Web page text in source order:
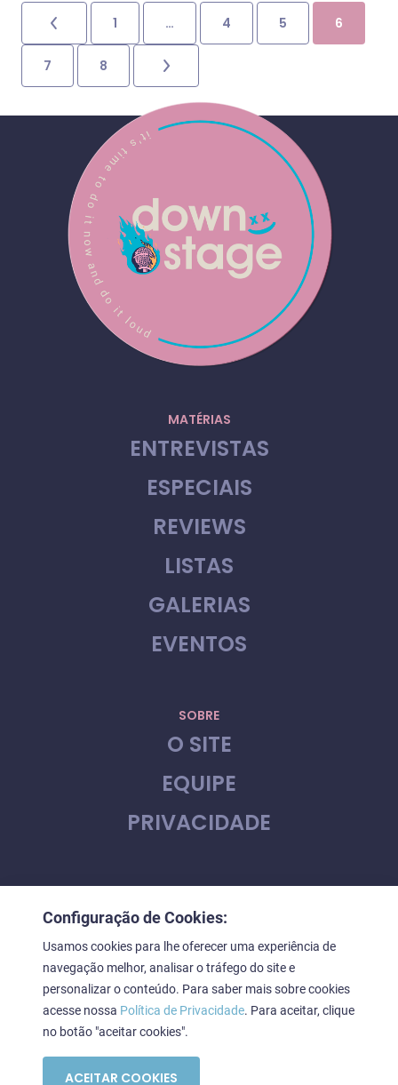
1 … 4 5 6
7 8
MATÉRIAS
ENTREVISTAS
ESPECIAIS
REVIEWS
LISTAS
GALERIAS
EVENTOS
SOBRE
O SITE
EQUIPE
PRIVACIDADE
FALE CONOSCO
Downstage © 2023. Todos os direitos reservados
Configuração de Cookies:
Usamos cookies para lhe oferecer uma experiência de
navegação melhor, analisar o tráfego do site e
personalizar o conteúdo. Para saber mais sobre cookies
acesse nossa Política de Privacidade. Para aceitar, clique
no botão "aceitar cookies".
ACEITAR COOKIES